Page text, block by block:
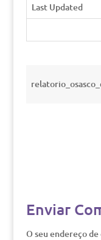
Last Updated
Enviar
O seu endereço